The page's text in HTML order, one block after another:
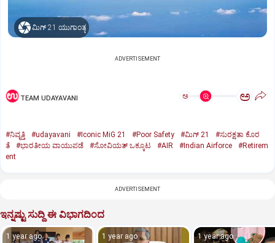
ಮಿಗ್‌ 21 ಯುಗಾಂತ್ಯ
ADVERTISEMENT
TEAM UDAYAVANI ಅ ಅ
#ನಿವೃತ್ತಿ #udayavani #Iconic MiG 21 #Poor Safety #ಮಿಗ್‌ 21
#ಸುರಕ್ಷತಾ ಕೊರ
ತೆ
#ಭಾರತೀಯ ವಾಯುಪಡೆ #ಸೋವಿಯತ್‌ ಒಕ್ಕೂಟ #AIR #Indian Airforce
#Retirem
ent
ADVERTISEMENT
ಇನ್ನಷ್ಟು ಸುದ್ದಿ ಈ ವಿಭಾಗದಿಂದ
1 year ago 1 year ago 1 year ago